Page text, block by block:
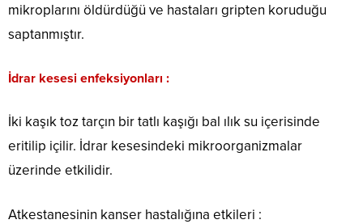
mikroplarını öldürdüğü ve hastaları gripten koruduğu
saptanmıştır.
İdrar kesesi enfeksiyonları :
İki kaşık toz tarçın bir tatlı kaşığı bal ılık su içerisinde
eritilip içilir. İdrar kesesindeki mikroorganizmalar
üzerinde etkilidir.
Atkestanesinin kanser hastalığına etkileri :